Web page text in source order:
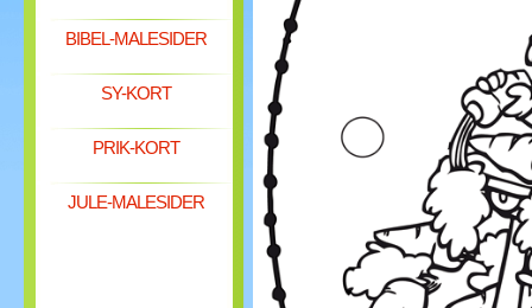
BIBEL-MALESIDER
SY-KORT
PRIK-KORT
JULE-MALESIDER